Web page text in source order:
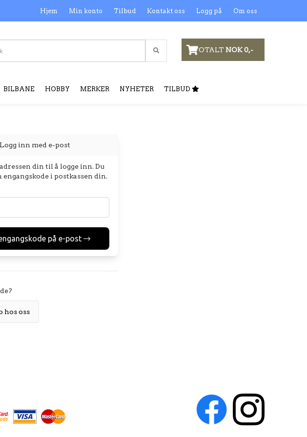
Hjem Min konto Tilbud Kontakt oss Logg på Om oss
TOTALT NOK 0,-
BILBANE HOBBY MERKER NYHETER TILBUD
Logg inn med e-post
din til å logge inn. Du
i postkassen din.
på e-post
hos oss